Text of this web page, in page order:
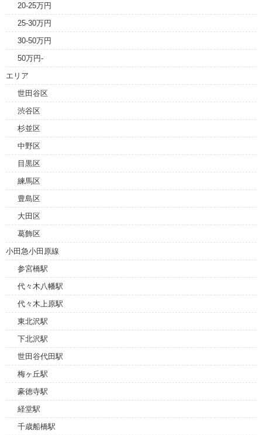
20-25万円
25-30万円
30-50万円
50万円-
エリア
世田谷区
渋谷区
杉並区
中野区
目黒区
練馬区
豊島区
大田区
葛飾区
小田急小田原線
参宮橋駅
代々木八幡駅
代々木上原駅
東北沢駅
下北沢駅
世田谷代田駅
梅ヶ丘駅
豪徳寺駅
経堂駅
千歳船橋駅